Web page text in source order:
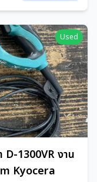
Used
D-1300VR งาน
Kyocera